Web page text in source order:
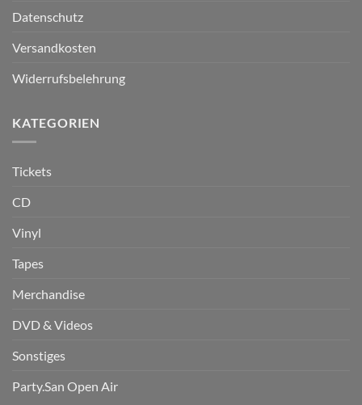
Datenschutz
Versandkosten
Widerrufsbelehrung
KATEGORIEN
Tickets
CD
Vinyl
Tapes
Merchandise
DVD & Videos
Sonstiges
Party.San Open Air